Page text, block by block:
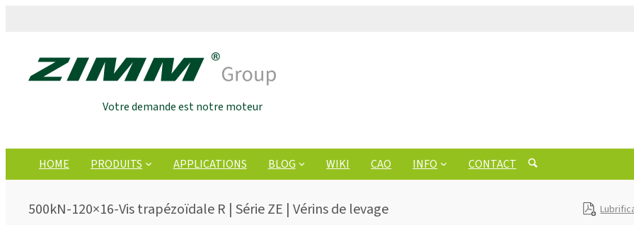
Votre demande est notre moteur
HOME PRODUITS APPLICATIONS BLOG WIKI CAO INFO CONTACT
500kN-120×16-Vis trapézoïdale R | Série ZE | Vérins de levage